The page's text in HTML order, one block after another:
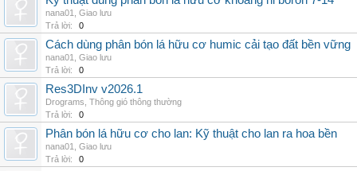
nana01
Giao lưu
Trả lời:
0
Cách dùng phân bón lá hữu cơ humic cải tạo đất bền vững
nana01
Giao lưu
Trả lời:
0
Res3DInv v2026.1
Drograms Thông gió thông thường
Trả lời:
0
Phân bón lá hữu cơ cho lan: Kỹ thuật cho lan ra hoa bền
nana01
Giao lưu
Trả lời:
0